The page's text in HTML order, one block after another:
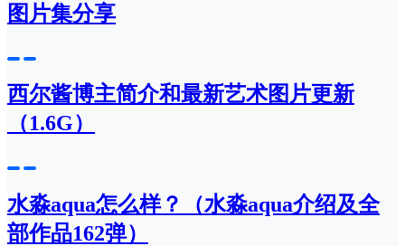
图片集分享
西尔酱博主简介和最新艺术图片更新
（1.6G）
水淼aqua怎么样？（水淼aqua介绍及全
部作品162弹）